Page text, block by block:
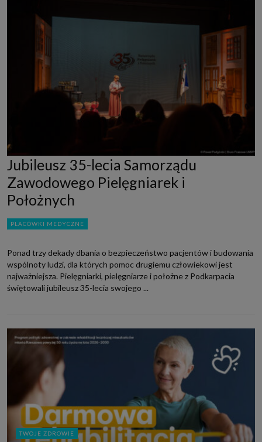
Jubileusz 35-lecia Samorządu
Zawodowego Pielęgniarek i
Położnych
PLACÓWKI MEDYCZNE
Ponad trzy dekady dbania o bezpieczeństwo pacjentów i budowania
wspólnoty ludzi, dla których pomoc drugiemu człowiekowi jest
najważniejsza. Pielęgniarki, pielęgniarze i położne z Podkarpacia
świętowali jubileusz 35-lecia swojego ...
TWOJE ZDROWIE